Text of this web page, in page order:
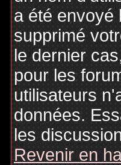
a été envoyé
supprimé
le dernier
pour les
utilisateurs
données.
les
Revenir en